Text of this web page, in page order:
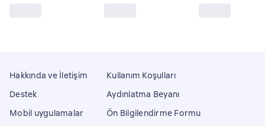
Hakkında ve İletişim
Destek
Mobil uygulamalar
Kullanım Koşulları
Aydınlatma Beyanı
Ön Bilgilendirme Formu